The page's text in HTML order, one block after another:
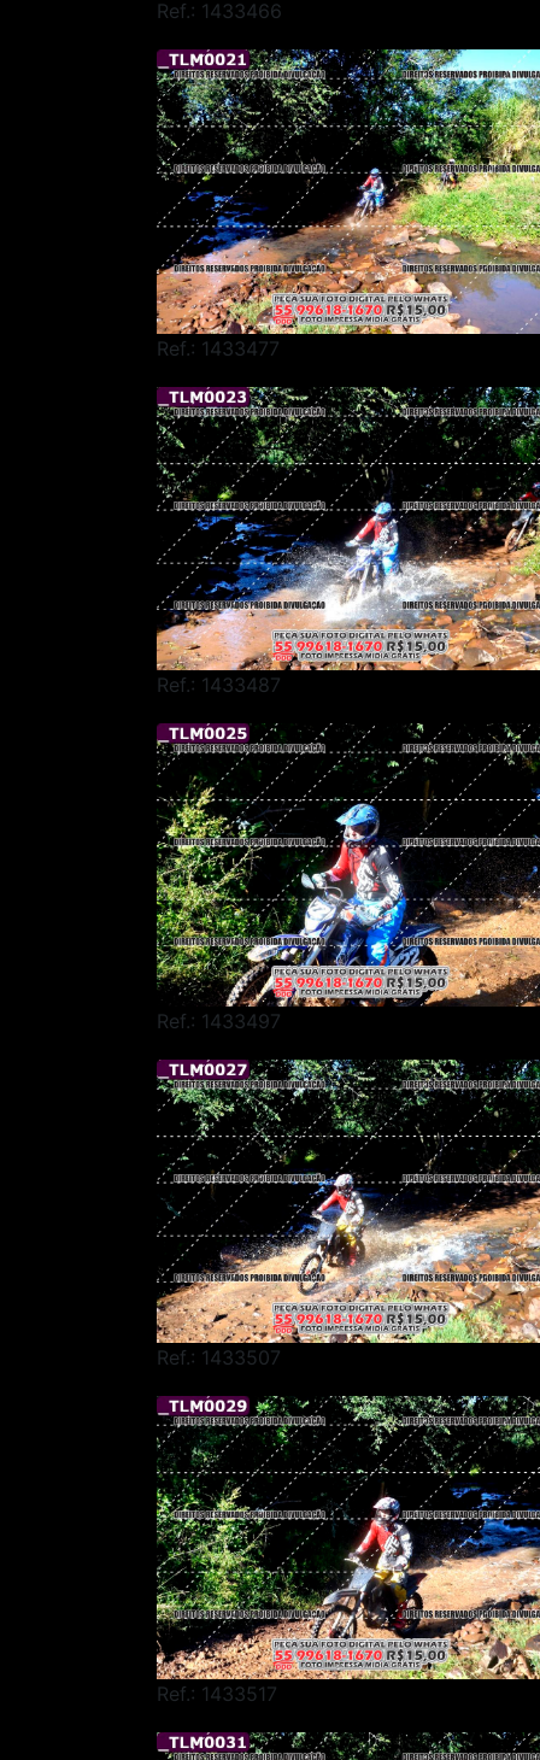
Ref.: 1433466
Ref.: 1433477
Ref.: 1433487
Ref.: 1433497
Ref.: 1433507
Ref.: 1433517